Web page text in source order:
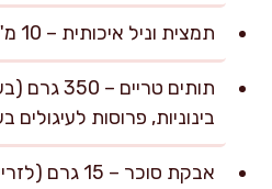
תמצית וניל איכותית – 10 מ"ל (כף אחת שטוחה)
בינוניות, פרוסות לעיגולים בעובי
אבקת סוכר – 15